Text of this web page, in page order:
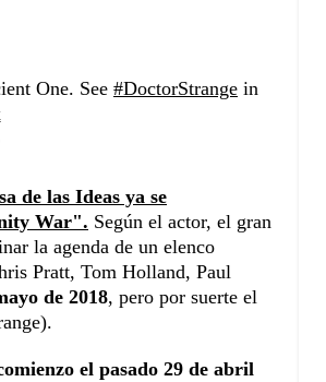
One. See #DoctorStrange in
de las Ideas ya se
War". Según el actor, el gran
la agenda de un elenco
Pratt, Tom Holland, Paul
de 2018, pero por suerte el
el pasado 29 de abril